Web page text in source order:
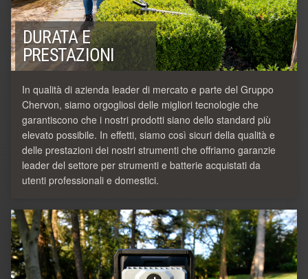
DURATA E
PRESTAZIONI
In qualità di azienda leader di mercato e parte del Gruppo
Chervon, siamo orgogliosi delle migliori tecnologie che
garantiscono che i nostri prodotti siano dello standard più
elevato possibile. In effetti, siamo così sicuri della qualità e
delle prestazioni dei nostri strumenti che offriamo garanzie
leader del settore per strumenti e batterie acquistati da
utenti professionali e domestici.